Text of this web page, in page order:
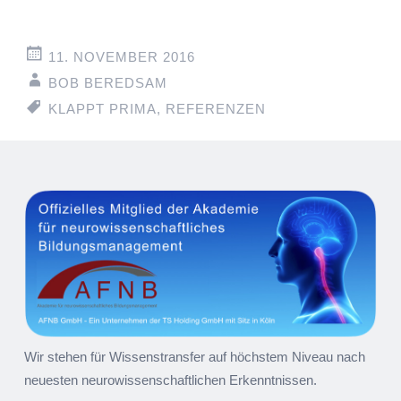
11. NOVEMBER 2016
BOB BEREDSAM
KLAPPT PRIMA, REFERENZEN
Artikel-
Navigation
Wir stehen für Wissenstransfer auf höchstem Niveau nach
neuesten neurowissenschaftlichen Erkenntnissen.